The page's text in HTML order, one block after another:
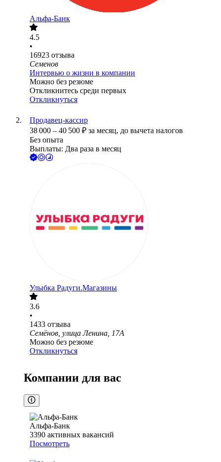
Альфа-Банк
4.5
•
16923 отзыва
Семенов
Интервью о жизни в компании
Можно без резюме
Откликнитесь среди первых
Откликнуться
Продавец-кассир
38 000 – 40 500 ₽ за месяц, до вычета налогов
Без опыта
Выплаты: Два раза в месяц
Улыбка Радуги.Магазины
3.6
•
1433 отзыва
Семёнов, улица Ленина, 17А
Можно без резюме
Откликнуться
Компании для вас
Альфа-Банк
3390 активных вакансий
Посмотреть